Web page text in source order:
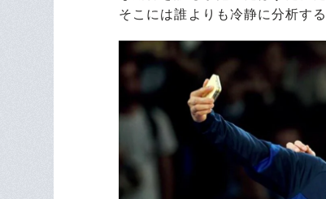
そこには誰よりも冷静に分析す